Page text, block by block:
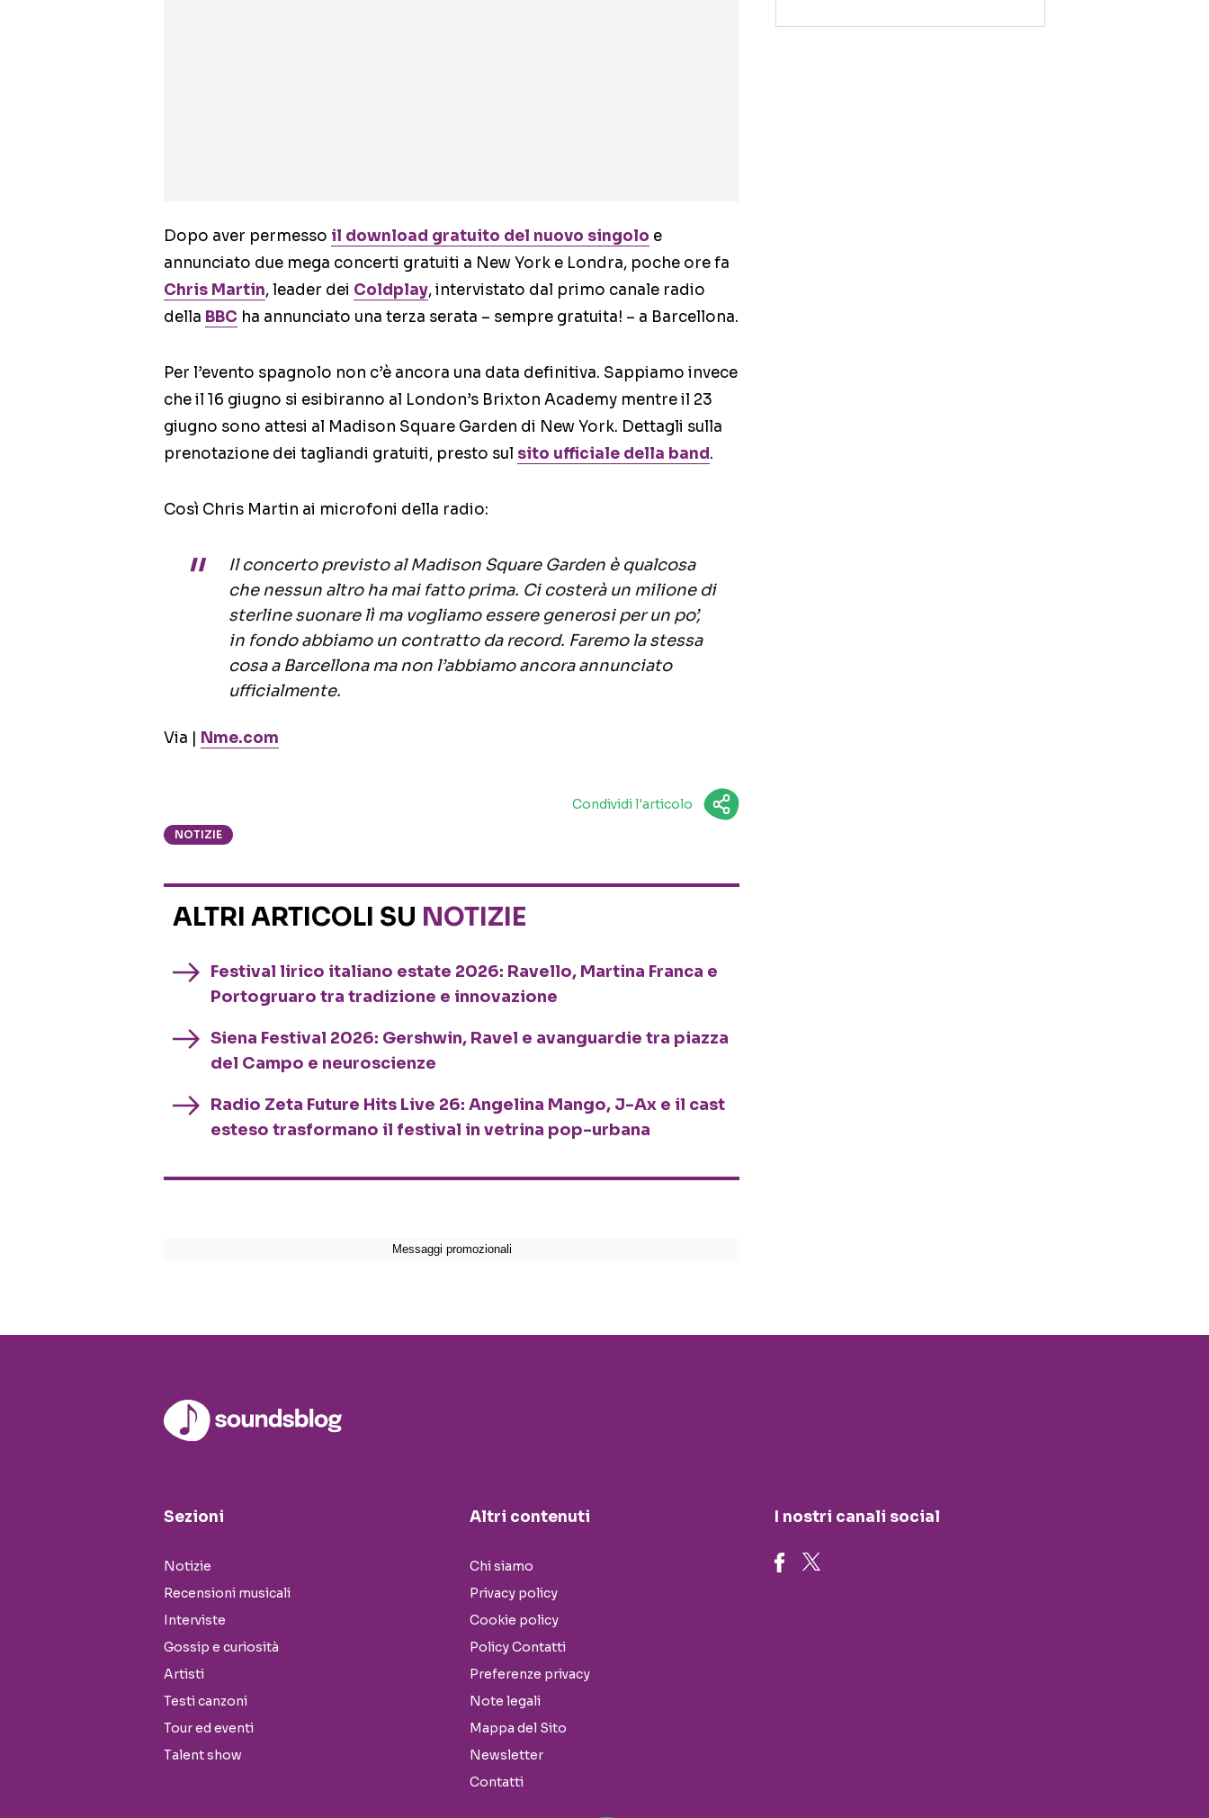
Dopo aver permesso il download gratuito del nuovo singolo e
annunciato due mega concerti gratuiti a New York e Londra, poche ore fa
Chris Martin, leader dei Coldplay, intervistato dal primo canale radio
della BBC ha annunciato una terza serata – sempre gratuita! – a Barcellona.
Per l’evento spagnolo non c’è ancora una data definitiva. Sappiamo invece
che il 16 giugno si esibiranno al London’s Brixton Academy mentre il 23
giugno sono attesi al Madison Square Garden di New York. Dettagli sulla
prenotazione dei tagliandi gratuiti, presto sul sito ufficiale della band.
Così Chris Martin ai microfoni della radio:
Il concerto previsto al Madison Square Garden è qualcosa
che nessun altro ha mai fatto prima. Ci costerà un milione di
sterline suonare lì ma vogliamo essere generosi per un po’,
in fondo abbiamo un contratto da record. Faremo la stessa
cosa a Barcellona ma non l’abbiamo ancora annunciato
ufficialmente.
Via | Nme.com
Condividi l'articolo
NOTIZIE
ALTRI ARTICOLI SU NOTIZIE
Festival lirico italiano estate 2026: Ravello, Martina Franca e
Portogruaro tra tradizione e innovazione
Siena Festival 2026: Gershwin, Ravel e avanguardie tra piazza
del Campo e neuroscienze
Radio Zeta Future Hits Live 26: Angelina Mango, J-Ax e il cast
esteso trasformano il festival in vetrina pop-urbana
Sezioni
Notizie
Recensioni musicali
Interviste
Gossip e curiosità
Artisti
Testi canzoni
Tour ed eventi
Talent show
Altri contenuti
Chi siamo
Privacy policy
Cookie policy
Policy Contatti
Preferenze privacy
Note legali
Mappa del Sito
Newsletter
Contatti
I nostri canali social